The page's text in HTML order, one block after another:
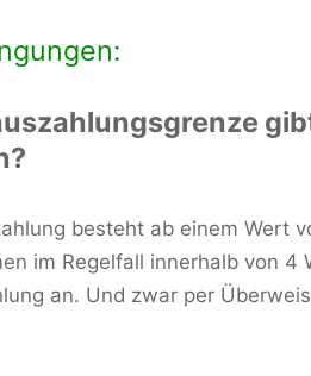
besteht ab einem Wert
im Regelfall innerhalb von 4
an. Und zwar per